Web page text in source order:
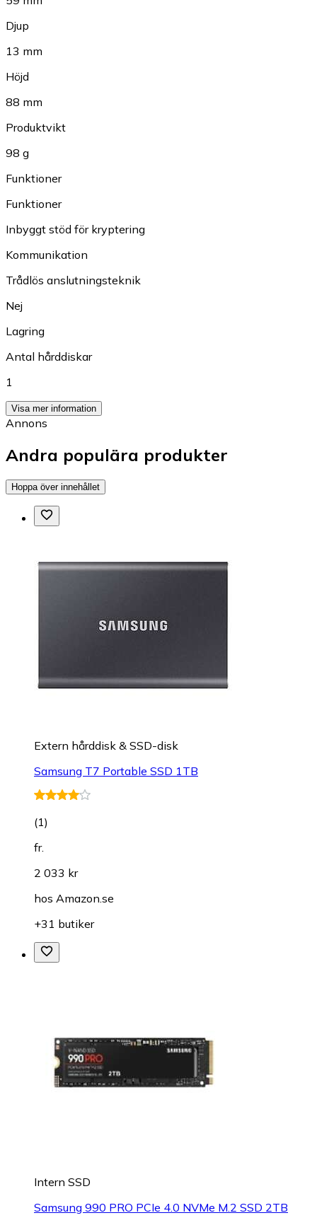
Djup
13 mm
Höjd
88 mm
Produktvikt
98 g
Funktioner
Funktioner
Inbyggt stöd för kryptering
Kommunikation
Trådlös anslutningsteknik
Nej
Lagring
Antal hårddiskar
1
Visa mer information
Annons
Andra populära produkter
Hoppa över innehållet
Extern hårddisk & SSD-disk
Samsung T7 Portable SSD 1TB
(1)
fr.
2 033 kr
hos Amazon.se
+31 butiker
Intern SSD
Samsung 990 PRO PCIe 4.0 NVMe M.2 SSD 2TB